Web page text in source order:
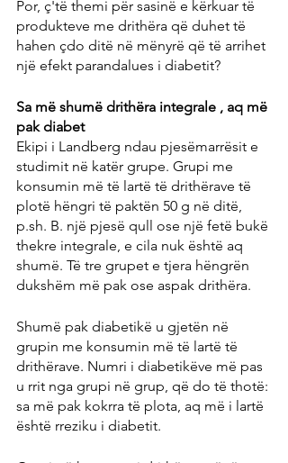
Por, ç'të themi për sasinë e kërkuar të
produkteve me drithëra që duhet të
hahen çdo ditë në mënyrë që të arrihet
një efekt parandalues ​​i diabetit?
Sa më shumë drithëra integrale , aq më
pak diabet
Ekipi i Landberg ndau pjesëmarrësit e
studimit në katër grupe. Grupi me
konsumin më të lartë të drithërave të
plotë hëngri të paktën 50 g në ditë,
p.sh. B. një pjesë qull ose një fetë bukë
thekre integrale, e cila nuk është aq
shumë. Të tre grupet e tjera hëngrën
dukshëm më pak ose aspak drithëra.
Shumë pak diabetikë u gjetën në
grupin me konsumin më të lartë të
drithërave. Numri i diabetikëve më pas
u rrit nga grupi në grup, që do të thotë:
sa më pak kokrra të plota, aq më i lartë
është rreziku i diabetit.